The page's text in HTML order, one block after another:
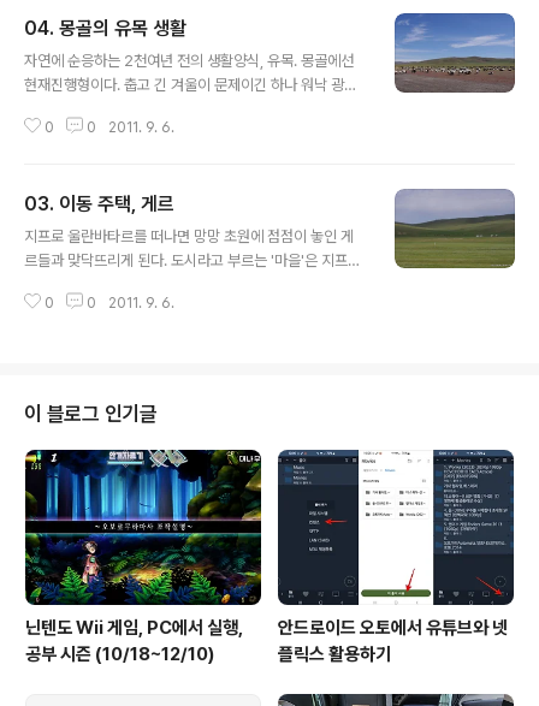
낸 최정운,심은보 두 선생님의 승마 솜씨는 무척 여유로왔
다. 말을 탄 경험은 세번. 몽골 중앙 평원에 있는 화이트레
이크(차강노르)에서 주인집 말을 한 시간 탔고, 북쪽 끝에
갔다하면서 하루(6시간)를 탔다. 마지막으론 테를지 국립
04. 몽골의 유목 생활
자연에 순응하는 2천여년 전의 생활양식, 유목. 몽골에선
현재진행형이다. 춥고 긴 겨울이 문제이긴 하나 워낙 광활
일이 더 적합하다. 말, 양, 염소, 소, 야크 등을 자유롭게 풀
를 개가 지키는 일도 흔하다. 어쩌다 가축을 잃어버렸을 경
우, 며칠 동안 찾기도 하는데 이럴 때는 다른 겔의 도움을
받는다. 이런 일들이 흔하므로 초원의 유목민들은 어려운
몽골에서 가장 많은 가축은 양이다. 겁이 많은 양들은 말떼
0 0 2011. 9. 6.
03. 이동 주택, 게르
지프로 울란바타르를 떠나면 망망 초원에 점점이 놓인 게
르들과 맞닥뜨리게 된다. 도시라고 부르는 '마을'은 지프로
멀리 가끔씩 보이는 게르 뿐이다. 게르는 단순하면서도 실
지 반원 부분에 수시로 빼고 끼우는 방식의 연통이 들어간
다. 항상 천장의 절반은 뚫려 있으므로 날이 맑으면 게르 안
에 누워서 언제나 하늘을 볼 수 있다. 특히 한밤중 밝은 달
빛이 게르의 천장을 뚫고 게르내부를 비출 때의 분위기는
처연하게 아름답다. 비가 올 때는 나머지 반원 부분에 접어
둔 천막을 닫아 비를 막는다...
0 0 2011. 9. 6.
이 블로그 인기글
닌텐도 Wii 게임, PC에서 실행,
공부 시즌 (10/18~12/10)
안드로이드 오토에서 유튜브와 넷
플릭스 활용하기